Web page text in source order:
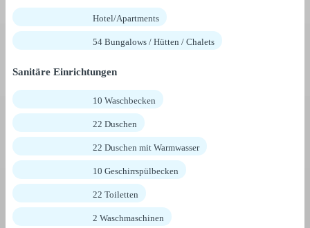
Hotel/Apartments
54 Bungalows / Hütten / Chalets
Sanitäre Einrichtungen
10 Waschbecken
22 Duschen
22 Duschen mit Warmwasser
10 Geschirrspülbecken
22 Toiletten
2 Waschmaschinen